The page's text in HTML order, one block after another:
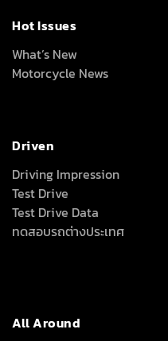
Hot Issues
What’s New
Motorcycle News
Driven
Driving Impression
Test Drive
Test Drive Data
ทดสอบรถต่างประเทศ
All Around